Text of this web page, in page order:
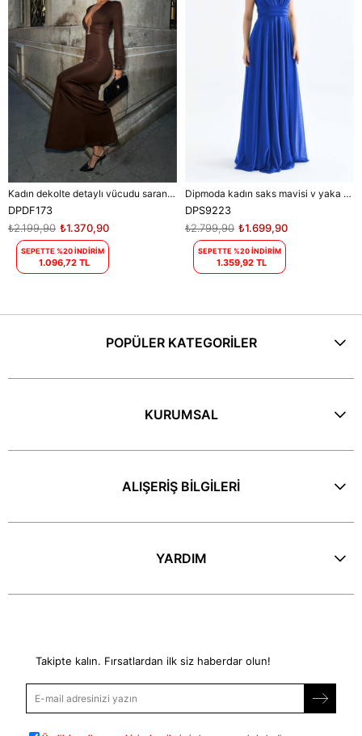
Kadın dekolte detaylı vücudu saran maxi elbise DPDF173
DPDF173
₺1.370,90
₺2.199,90
SEPETTE %20 İNDİRİM
1.096,72 TL
Dipmoda kadın saks mavisi v yaka simli tül abiye elbise DPS9223
DPS9223
₺1.699,90
₺2.799,90
SEPETTE %20 İNDİRİM
1.359,92 TL
POPÜLER KATEGORİLER
KURUMSAL
ALIŞERİŞ BİLGİLERİ
YARDIM
Takipte kalın. Fırsatlardan ilk siz haberdar olun!